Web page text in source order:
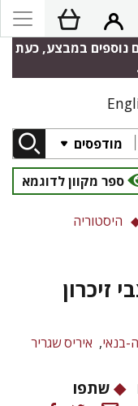
נוספים במבצע, כעת
מודפסים
ספר מקוון לדוגמא
היסטוריה
זיכרון
בנאי איריס שגריר
שתפו